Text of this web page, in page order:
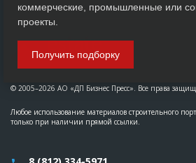
© 2005–2026 АО «ДП Бизнес Пресс». Все права
Любое использование материалов строительного
только при наличии прямой ссылки.
коммерческие, промышленные или
проекты.
Получить подборку